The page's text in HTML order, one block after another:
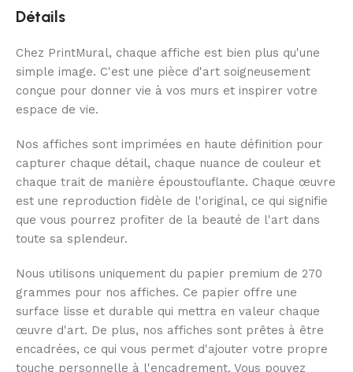
Détails
Chez PrintMural, chaque affiche est bien plus qu'une
simple image. C'est une pièce d'art soigneusement
conçue pour donner vie à vos murs et inspirer votre
espace de vie.
Nos affiches sont imprimées en haute définition pour
capturer chaque détail, chaque nuance de couleur et
chaque trait de manière époustouflante. Chaque œuvre
est une reproduction fidèle de l'original, ce qui signifie
que vous pourrez profiter de la beauté de l'art dans
toute sa splendeur.
Nous utilisons uniquement du papier premium de 270
grammes pour nos affiches. Ce papier offre une
surface lisse et durable qui mettra en valeur chaque
œuvre d'art. De plus, nos affiches sont prêtes à être
encadrées, ce qui vous permet d'ajouter votre propre
touche personnelle à l'encadrement. Vous pouvez